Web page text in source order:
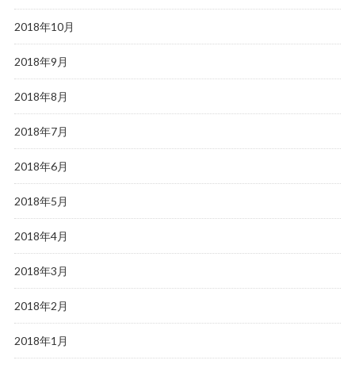
2018年10月
2018年9月
2018年8月
2018年7月
2018年6月
2018年5月
2018年4月
2018年3月
2018年2月
2018年1月